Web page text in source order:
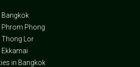
Bangkok
Phrom Phong
Thong Lor
in Bangkok